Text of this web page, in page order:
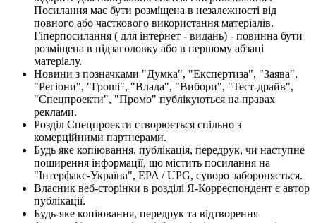
Посилання має бути розміщена в незалежності від
повного або часткового використання матеріалів.
Гіперпосилання ( для інтернет - видань) - повинна бути
розміщена в підзаголовку або в першому абзаці
матеріалу.
Новини з позначками "Думка", "Експертиза", "Заява",
"Регіони", "Гроші", "Влада", "Вибори", "Тест-драйв",
"Спецпроекти", "Промо" публікуються на правах
реклами.
Розділ Спецпроекти створюється спільно з
комерційними партнерами.
Будь яке копіювання, публікація, передрук, чи наступне
поширення інформації, що містить посилання на
"Інтерфакс-Україна", EPA / UPG, суворо забороняється.
Власник веб-сторінки в розділі Я-Корреспондент є автор
публікації.
Будь-яке копіювання, передрук та відтворення